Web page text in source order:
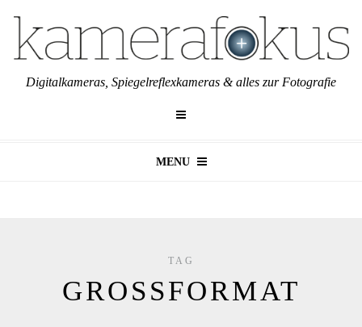
Digitalkameras, Spiegelreflexkameras & alles zur Fotografie
MENU
TAG
GROSSFORMAT